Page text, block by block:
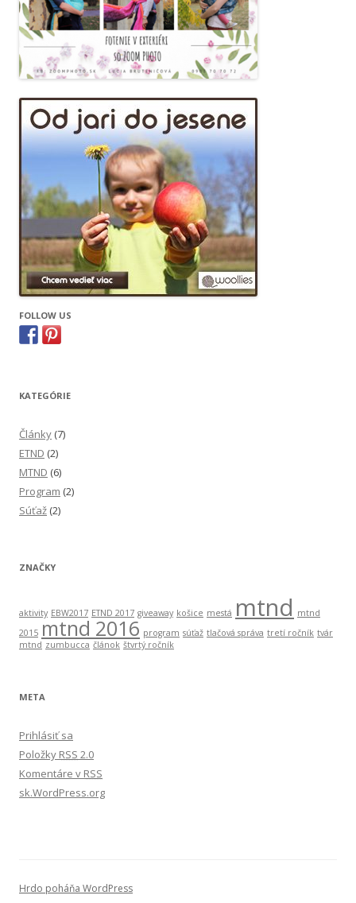
FOLLOW US
KATEGÓRIE
Články (7)
ETND (2)
MTND (6)
Program (2)
Súťaž (2)
ZNAČKY
aktivity EBW2017 ETND 2017 giveaway košice mestá mtnd mtnd
2015 mtnd 2016 program súťaž tlačová správa tretí ročník tvár
mtnd zumbucca článok štvrtý ročník
META
Prihlásiť sa
Položky RSS 2.0
Komentáre v RSS
sk.WordPress.org
Hrdo poháňa WordPress